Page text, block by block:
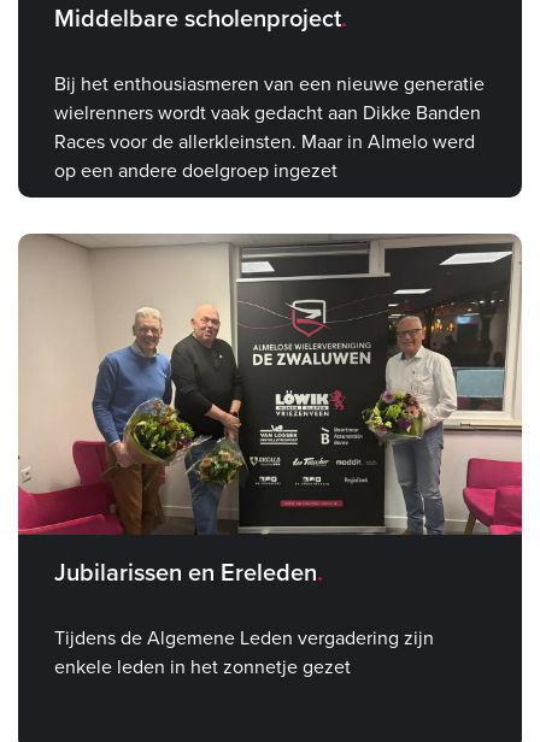
Middelbare scholenproject
Bij het enthousiasmeren van een nieuwe generatie
wielrenners wordt vaak gedacht aan Dikke Banden
Races voor de allerkleinsten. Maar in Almelo werd
op een andere doelgroep ingezet
Jubilarissen en Ereleden
Tijdens de Algemene Leden vergadering zijn
enkele leden in het zonnetje gezet